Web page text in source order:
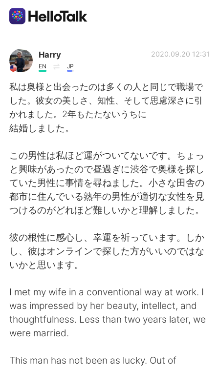
語言交換應用
AI Grammar Checker
繁體中文
Español العربية
Français Deutsch
Русский ไทย
Indonesia
Türkçe Tiếng Việt
Português
Harry
EN JP
2020.09.20 12:31
私は奥様と出会ったのは多くの人と同じで職場で
した。彼女の美しさ、知性、そして思慮深さに引
かれました。2年もたたないうちに
結婚しました。
この男性は私ほど運がついてないです。ちょっ
と興味があったので昼過ぎに渋谷で奥様を探し
ていた男性に事情を尋ねました。小さな田舎の
都市に住んでいる熟年の男性が適切な女性を見
つけるのがどれほど難しいかと理解しました。
彼の根性に感心し、幸運を祈っています。しか
し、彼はオンラインで探した方がいいのではな
いかと思います。
I met my wife in a conventional way at work. I
was impressed by her beauty, intellect, and
thoughtfulness. Less than two years later, we
were married.
This man has not been as lucky. Out of